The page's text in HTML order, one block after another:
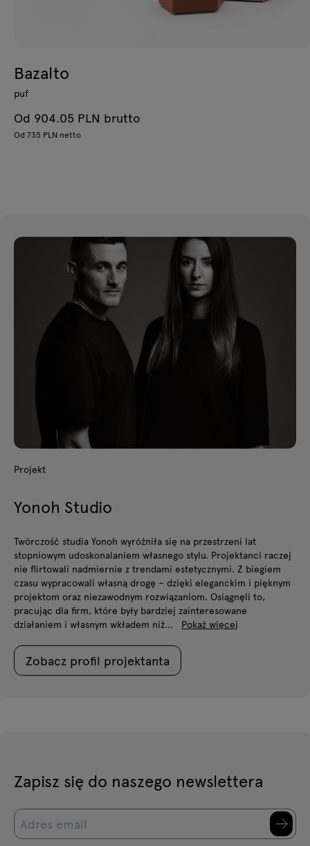
Bazalto
puf
Od 904.05 PLN brutto
Od 735 PLN netto
Projekt
Yonoh Studio
Twórczość studia Yonoh wyróżniła się na przestrzeni lat
stopniowym udoskonalaniem własnego stylu. Projektanci raczej
nie flirtowali nadmiernie z trendami estetycznymi. Z biegiem
czasu wypracowali własną drogę – dzięki eleganckim i pięknym
projektom oraz niezawodnym rozwiązaniom. Osiągnęli to,
pracując dla firm, które były bardziej zainteresowane
działaniem i własnym wkładem niż...
Pokaż więcej
Zobacz profil projektanta
Zapisz się do naszego newslettera